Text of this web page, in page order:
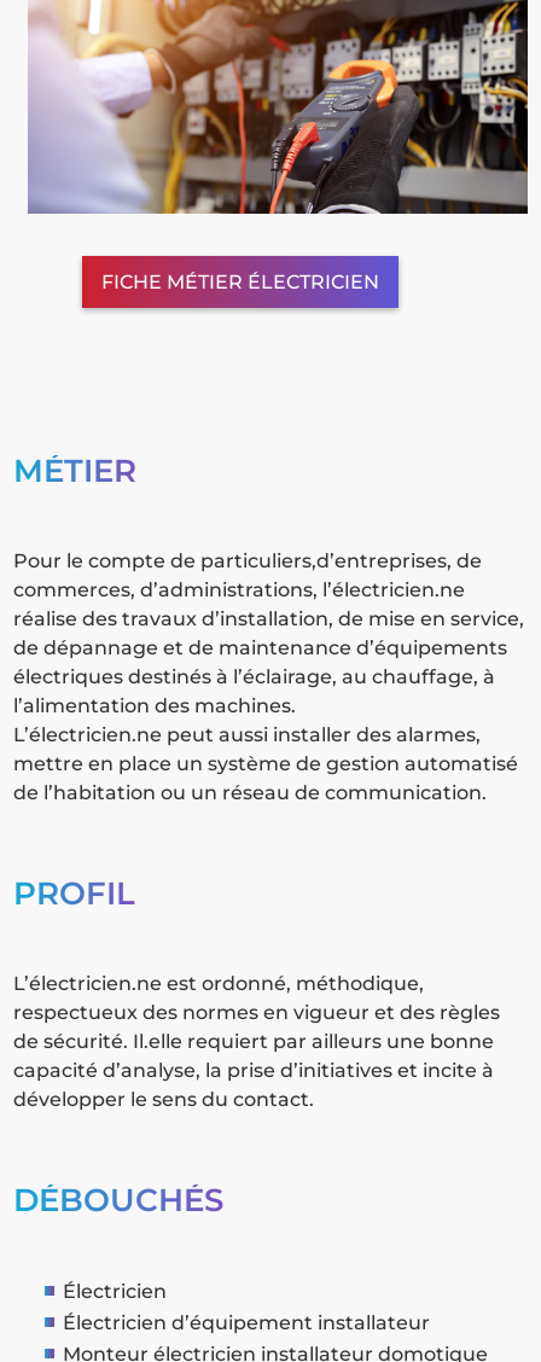
FICHE MÉTIER ÉLECTRICIEN
MÉTIER
Pour le compte de particuliers,d’entreprises, de
commerces, d’administrations, l’électricien.ne
réalise des travaux d’installation, de mise en service,
de dépannage et de maintenance d’équipements
électriques destinés à l’éclairage, au chauffage, à
l’alimentation des machines.
L’électricien.ne peut aussi installer des alarmes,
mettre en place un système de gestion automatisé
de l’habitation ou un réseau de communication.
PROFIL
L’électricien.ne est ordonné, méthodique,
respectueux des normes en vigueur et des règles
de sécurité. Il.elle requiert par ailleurs une bonne
capacité d’analyse, la prise d’initiatives et incite à
développer le sens du contact.
DÉBOUCHÉS
Électricien
Électricien d’équipement installateur
Monteur électricien installateur domotique